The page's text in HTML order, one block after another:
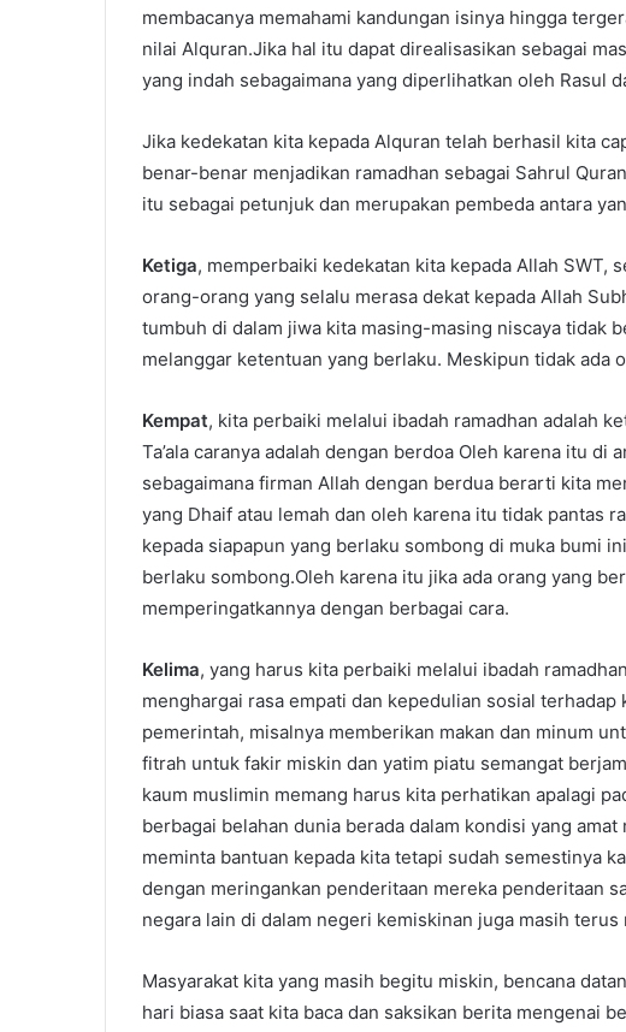
membacanya memahami kandungan isinya hingga
nilai Alquran.Jika hal itu dapat direalisasikan sebagai
yang indah sebagaimana yang diperlihatkan oleh Rasul
Jika kedekatan kita kepada Alquran telah berhasil kita
benar-benar menjadikan ramadhan sebagai Sahrul
itu sebagai petunjuk dan merupakan pembeda antara
Ketiga, memperbaiki kedekatan kita kepada Allah SWT,
orang-orang yang selalu merasa dekat kepada Allah
tumbuh di dalam jiwa kita masing-masing niscaya tidak
melanggar ketentuan yang berlaku. Meskipun tidak ada
Kempat, kita perbaiki melalui ibadah ramadhan adalah
Ta’ala caranya adalah dengan berdoa Oleh karena itu di
sebagaimana firman Allah dengan berdua berarti kita
yang Dhaif atau lemah dan oleh karena itu tidak pantas
kepada siapapun yang berlaku sombong di muka bumi
berlaku sombong.Oleh karena itu jika ada orang yang
memperingatkannya dengan berbagai cara.
Kelima, yang harus kita perbaiki melalui ibadah
menghargai rasa empati dan kepedulian sosial
pemerintah, misalnya memberikan makan dan minum
fitrah untuk fakir miskin dan yatim piatu semangat
kaum muslimin memang harus kita perhatikan apalagi
berbagai belahan dunia berada dalam kondisi yang
meminta bantuan kepada kita tetapi sudah semestinya
dengan meringankan penderitaan mereka penderitaan
negara lain di dalam negeri kemiskinan juga masih
Masyarakat kita yang masih begitu miskin, bencana
hari biasa saat kita baca dan saksikan berita mengenai